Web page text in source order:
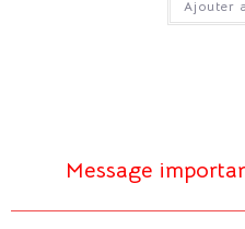
Ajouter
Message